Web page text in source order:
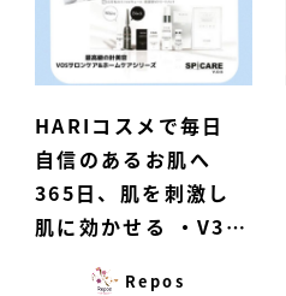
HARIコスメで毎日
自信のあるお肌へ
365日、肌を刺激し
肌に効かせる ・V3…
Repos